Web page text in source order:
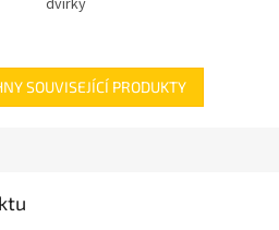
SOUVISEJÍCÍ PRODUKTY